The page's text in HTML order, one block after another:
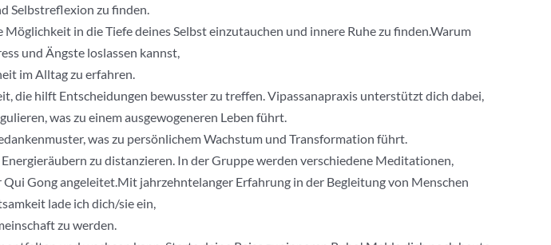
Selbstreflexion zu finden.
in die Tiefe deines Selbst einzutauchen und innere Ruhe zu finden.Warum
und Ängste loslassen kannst,
im Alltag zu erfahren.
hilft Entscheidungen bewusster zu treffen. Vipassanapraxis unterstützt dich dabei,
was zu einem ausgewogeneren Leben führt.
was zu persönlichem Wachstum und Transformation führt.
zu distanzieren. In der Gruppe werden verschiedene Meditationen,
Gong angeleitet.Mit jahrzehntelanger Erfahrung in der Begleitung von Menschen
lade ich dich/sie ein,
zu werden.